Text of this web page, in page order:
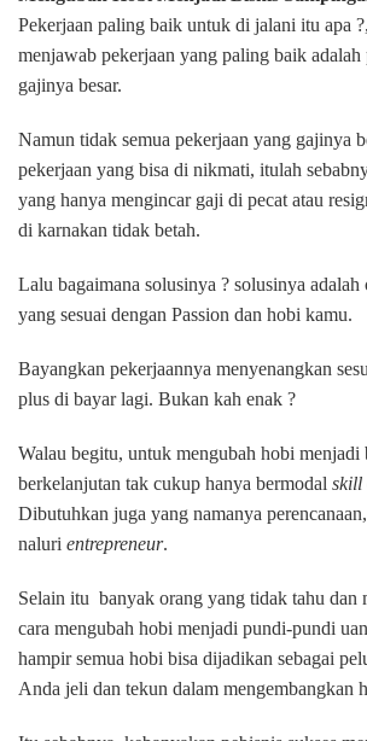
Pekerjaan paling baik untuk di jalani itu apa
menjawab pekerjaan yang paling baik adalah
gajinya besar.
Namun tidak semua pekerjaan yang gajinya
pekerjaan yang bisa di nikmati, itulah
yang hanya mengincar gaji di pecat atau
di karnakan tidak betah.
Lalu bagaimana solusinya ? solusinya adalah
yang sesuai dengan Passion dan hobi kamu.
Bayangkan pekerjaannya menyenangkan
plus di bayar lagi. Bukan kah enak ?
Walau begitu, untuk mengubah hobi menjadi
berkelanjutan tak cukup hanya bermodal skill
Dibutuhkan juga yang namanya
naluri entrepreneur.
Selain itu banyak orang yang tidak tahu dan
cara mengubah hobi menjadi pundi-pundi
hampir semua hobi bisa dijadikan sebagai
Anda jeli dan tekun dalam mengembangkan